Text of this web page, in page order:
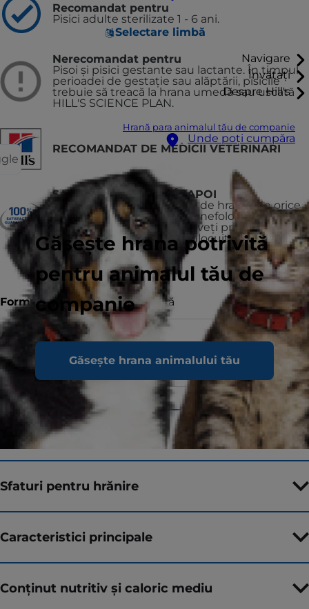
Selectare limbă
Navigare
Învățați
Despre Hill's
Hrană para animalul tău de companie
Unde poți cumpăra
Găsește hrana potrivită
pentru animalul tău de
companie
Găsește hrana animalului tău
Recomandat pentru
Pisici adulte sterilizate 1 - 6 ani.
Nerecomandat pentru
Pisoi şi pisici gestante sau lactante. În timpul
perioadei de gestaţie sau alăptării, pisicile
trebuie să treacă la hrana umedă sau uscată
HILL'S SCIENCE PLAN.
RECOMANDAT DE MEDICII VETERINARI
SAU PRIMEȘTI BANII ÎNAPOI
Dacă nu sunteți mulțumit de hrană, din orice
motiv, returnați cantitatea nefolosită în locul
de unde ați cumpărat-o și veți primi banii
înapoi sau produsul va fi înlocuit
Forma Hrană uscată
Aroma
Dimensiuni
Ingrediente
Sfaturi pentru hrănire
Caracteristici principale
Conținut nutritiv și caloric mediu